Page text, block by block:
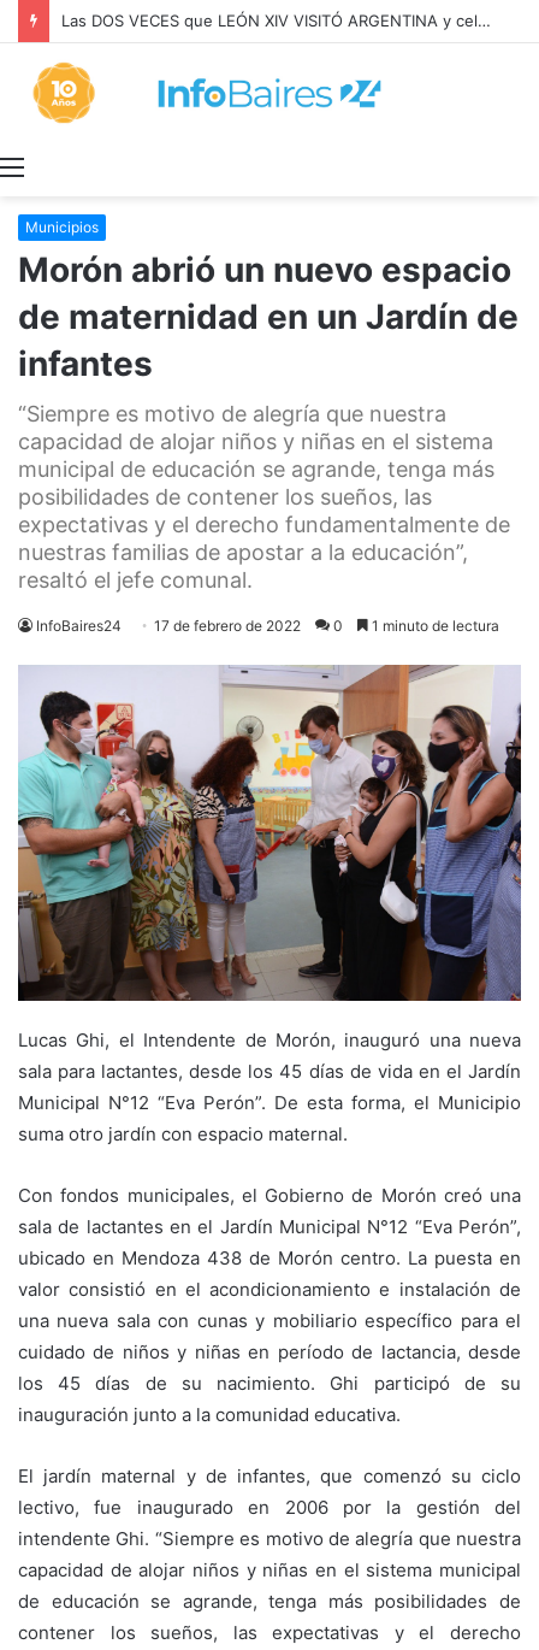
Las DOS VECES que LEÓN XIV VISITÓ ARGENTINA y celebró MISA con BERGOGLIO
Municipios
Morón abrió un nuevo espacio
de maternidad en un Jardín de
infantes
“Siempre es motivo de alegría que nuestra
capacidad de alojar niños y niñas en el sistema
municipal de educación se agrande, tenga más
posibilidades de contener los sueños, las
expectativas y el derecho fundamentalmente de
nuestras familias de apostar a la educación”,
resaltó el jefe comunal.
InfoBaires24 17 de febrero de 2022 0 1 minuto de lectura
Lucas Ghi, el Intendente de Morón, inauguró una nueva
sala para lactantes, desde los 45 días de vida en el Jardín
Municipal N°12 “Eva Perón”. De esta forma, el Municipio
suma otro jardín con espacio maternal.
Con fondos municipales, el Gobierno de Morón creó una
sala de lactantes en el Jardín Municipal N°12 “Eva Perón”,
ubicado en Mendoza 438 de Morón centro. La puesta en
valor consistió en el acondicionamiento e instalación de
una nueva sala con cunas y mobiliario específico para el
cuidado de niños y niñas en período de lactancia, desde
los 45 días de su nacimiento. Ghi participó de su
inauguración junto a la comunidad educativa.
El jardín maternal y de infantes, que comenzó su ciclo
lectivo, fue inaugurado en 2006 por la gestión del
intendente Ghi. “Siempre es motivo de alegría que nuestra
capacidad de alojar niños y niñas en el sistema municipal
de educación se agrande, tenga más posibilidades de
contener los sueños, las expectativas y el derecho